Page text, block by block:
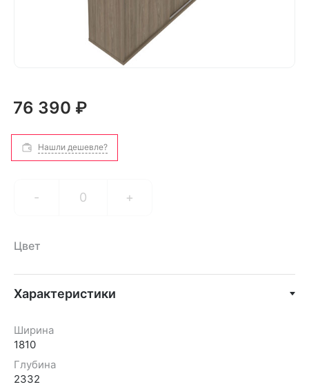
76 390 ₽
Нашли дешевле?
- +
Цвет
Характеристики
Ширина
1810
Глубина
2332